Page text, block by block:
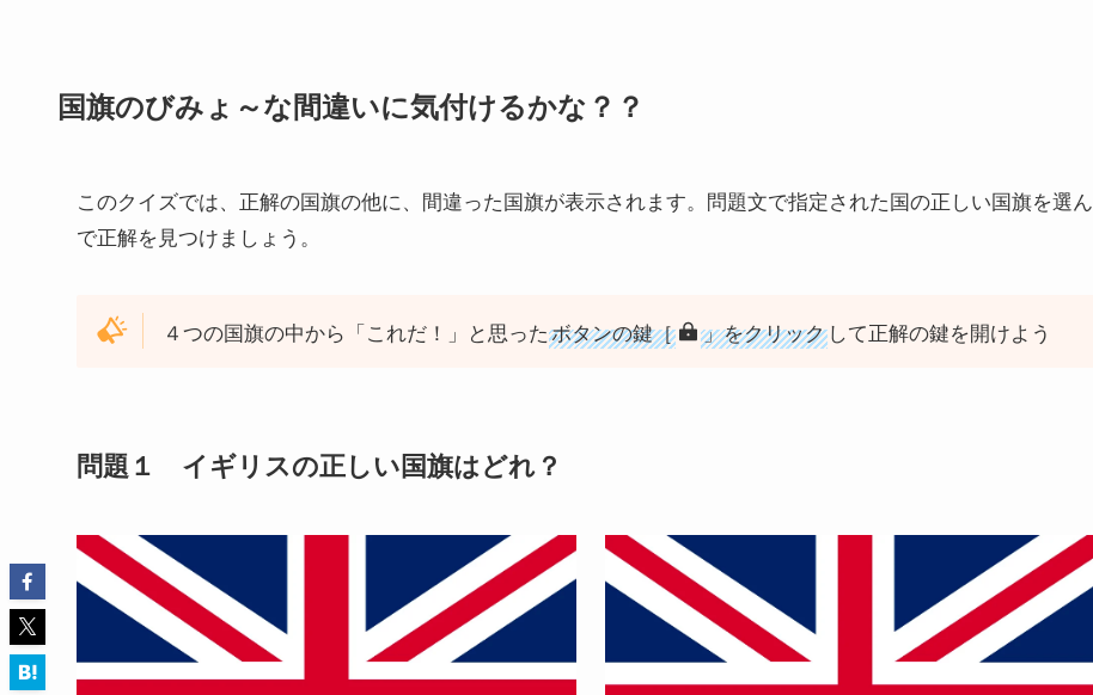
国旗のびみょ～な間違いに気付けるかな？？
このクイズでは、正解の国旗の他に、間違った国旗が表示されます。問題文で指定された国の正しい国旗を選ん
で正解を見つけましょう。
４つの国旗の中から「これだ！」と思ったボタンの鍵［ 」をクリックして正解の鍵を開けよう
問題１ イギリスの正しい国旗はどれ？